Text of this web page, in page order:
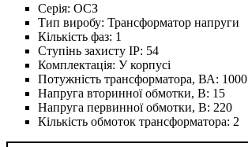
Серія: ОСЗ
Тип виробу: Трансформатор напруги
Кількість фаз: 1
Ступінь захисту IP: 54
Комплектація: У корпусі
Потужність трансформатора, ВА: 1000
Напруга вторинної обмотки, В: 15
Напруга первинної обмотки, В: 220
Кількість обмоток трансформатора: 2